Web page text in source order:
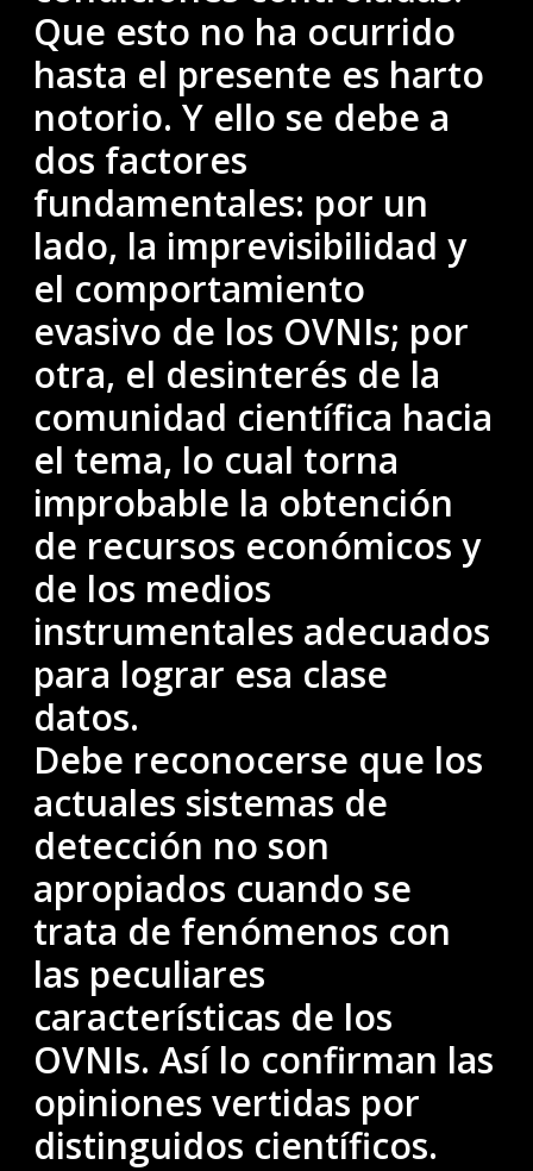
Que esto no ha ocurrido
hasta el presente es harto
notorio. Y ello se debe a
dos factores
fundamentales: por un
lado, la imprevisibilidad y
el comportamiento
evasivo de los OVNIs; por
otra, el desinterés de la
comunidad científica hacia
el tema, lo cual torna
improbable la obtención
de recursos económicos y
de los medios
instrumentales adecuados
para lograr esa clase
datos.
Debe reconocerse que los
actuales sistemas de
detección no son
apropiados cuando se
trata de fenómenos con
las peculiares
características de los
OVNIs. Así lo confirman las
opiniones vertidas por
distinguidos científicos.